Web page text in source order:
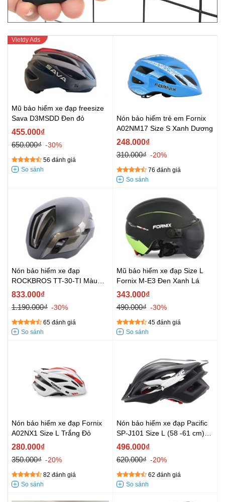
Mũ bảo hiểm xe đạp freesize
Sava D3MSDD Đen đỏ
455.000₫
650.000₫ -30%
56 đánh giá
Nón bảo hiểm trẻ em Fornix
A02NM17 Size S Xanh Dương
248.000₫
310.000₫ -20%
76 đánh giá
Nón bảo hiểm xe đạp
ROCKBROS TT-30-TI Màu
Nâu
833.000₫
1.190.000₫ -30%
65 đánh giá
Mũ bảo hiểm xe đạp Size L
Fornix M-E3 Đen Xanh Lá
343.000₫
490.000₫ -30%
45 đánh giá
Nón bảo hiểm xe đạp Fornix
A02NX1 Size L Trắng Đỏ
280.000₫
350.000₫ -20%
82 đánh giá
Nón bảo hiểm xe đạp Pacific
SP-J101 Size L (58 -61 cm)
Đen Trắng
496.000₫
620.000₫ -20%
62 đánh giá